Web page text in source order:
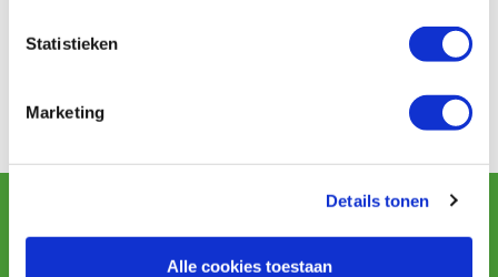
Statistieken
Marketing
Details tonen
Alle cookies toestaan
Baptist uses Trusted Shops as an independent service
provider for obtaining reviews. Trusted Shops has taken
information